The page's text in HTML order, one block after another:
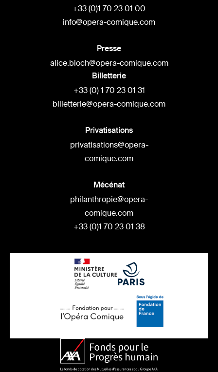
+33 (0)1 70 23 01 00
info@opera-comique.com
Presse
alice.bloch@opera-comique.com
Billetterie
+33 (0) 1 70 23 01 31
billetterie@opera-comique.com
Privatisations
privatisations@opera-
comique.com
Mécénat
philanthropie@opera-
comique.com
+33 (0)1 70 23 01 38